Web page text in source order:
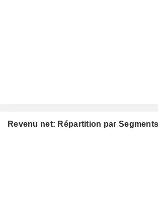
Revenu net: Répartition par